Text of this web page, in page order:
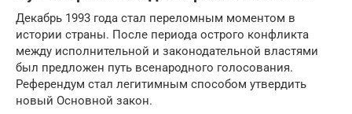
Декабрь 1993 года стал переломным моментом в
истории страны. После периода острого конфликта
между исполнительной и законодательной властями
был предложен путь всенародного голосования.
Референдум стал легитимным способом утвердить
новый Основной закон.